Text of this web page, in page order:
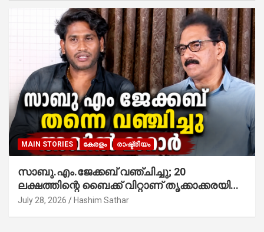
MAIN STORIES കേരളം രാഷ്ട്രീയം
സാബു.എം.ജേക്കബ് വഞ്ചിച്ചു; 20
ലക്ഷത്തിന്റെ ബൈക്ക് വിറ്റാണ് തൃക്കാക്കരയില്‍
മത്സരിച്ചത്! പ്രചാരണത്തിന് രണ്ടേ രണ്ടുപേര്‍
July 28, 2026 Hashim Sathar